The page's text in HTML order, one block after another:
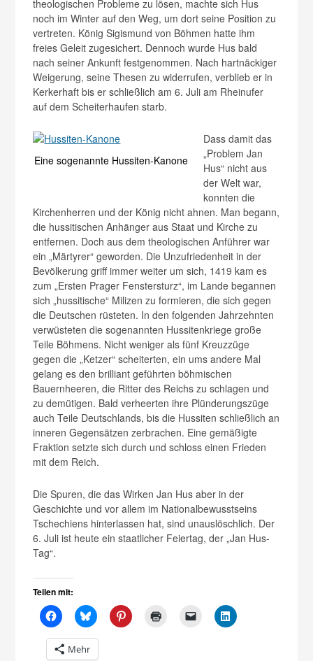
theologischen Probleme zu lösen, machte sich Hus
noch im Winter auf den Weg, um dort seine Position zu
vertreten. König Sigismund von Böhmen hatte ihm
freies Geleit zugesichert. Dennoch wurde Hus bald
nach seiner Ankunft festgenommen. Nach hartnäckiger
Weigerung, seine Thesen zu widerrufen, verblieb er in
Kerkerhaft bis er schließlich am 6. Juli am Rheinufer
auf dem Scheiterhaufen starb.
Eine sogenannte Hussiten-Kanone
Dass damit das
„Problem Jan
Hus“ nicht aus
der Welt war,
konnten die
Kirchenherren und der König nicht ahnen. Man begann,
die hussitischen Anhänger aus Staat und Kirche zu
entfernen. Doch aus dem theologischen Anführer war
ein „Märtyrer“ geworden. Die Unzufriedenheit in der
Bevölkerung griff immer weiter um sich, 1419 kam es
zum „Ersten Prager Fenstersturz“, im Lande begannen
sich „hussitische“ Milizen zu formieren, die sich gegen
die Deutschen rüsteten. In den folgenden Jahrzehnten
verwüsteten die sogenannten Hussitenkriege große
Teile Böhmens. Nicht weniger als fünf Kreuzzüge
gegen die „Ketzer“ scheiterten, ein ums andere Mal
gelang es den brilliant geführten böhmischen
Bauernheeren, die Ritter des Reichs zu schlagen und
zu demütigen. Bald verheerten ihre Plünderungszüge
auch Teile Deutschlands, bis die Hussiten schließlich an
inneren Gegensätzen zerbrachen. Eine gemäßigte
Fraktion setzte sich durch und schloss einen Frieden
mit dem Reich.
Die Spuren, die das Wirken Jan Hus aber in der
Geschichte und vor allem im Nationalbewusstseins
Tschechiens hinterlassen hat, sind unauslöschlich. Der
6. Juli ist heute ein staatlicher Feiertag, der „Jan Hus-
Tag“.
Teilen mit:
Mehr